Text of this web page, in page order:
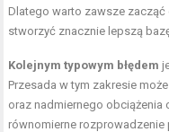
Dlatego warto zawsze
stworzyć znacznie lepszą
Kolejnym typowym błędem
Przesada w tym zakresie
oraz nadmiernego obciążenia
równomierne